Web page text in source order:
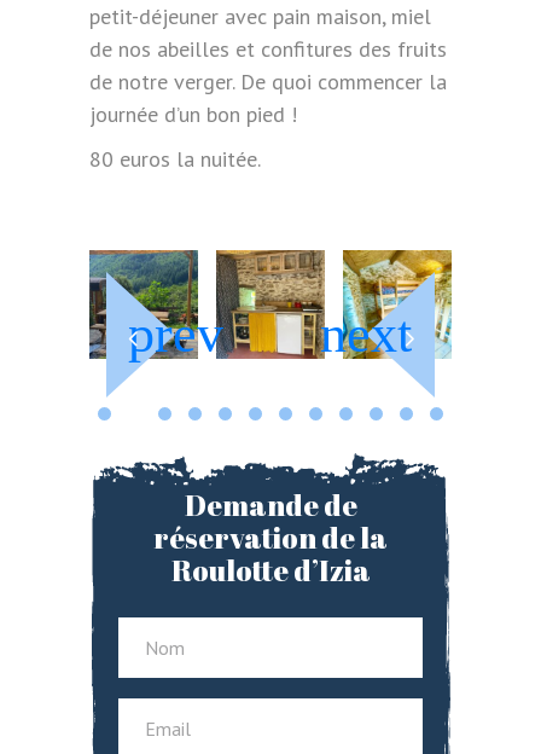
petit-déjeuner avec pain maison, miel
de nos abeilles et confitures des fruits
de notre verger. De quoi commencer la
journée d’un bon pied !
80 euros la nuitée.
Demande de
réservation de la
Roulotte d’Izia